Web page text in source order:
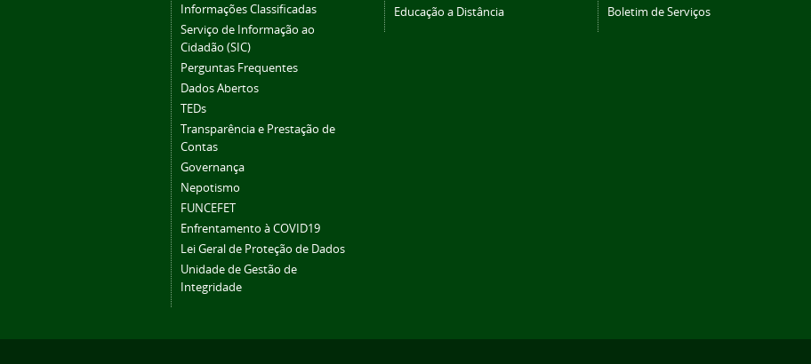
Informações Classificadas
Serviço de Informação ao
Cidadão (SIC)
Perguntas Frequentes
Dados Abertos
TEDs
Transparência e Prestação de
Contas
Governança
Nepotismo
FUNCEFET
Enfrentamento à COVID19
Lei Geral de Proteção de Dados
Unidade de Gestão de
Integridade
Educação a Distância
Boletim de Serviços